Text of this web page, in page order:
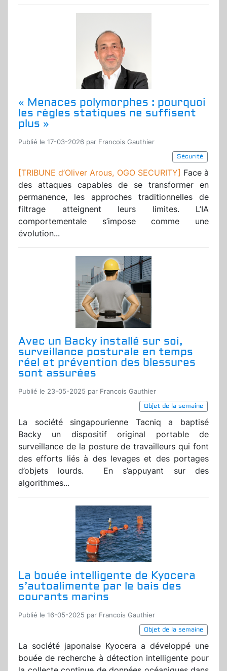
« Menaces polymorphes : pourquoi
les règles statiques ne suffisent
plus »
Publié le 17-03-2026 par Francois Gauthier
Sécurité
[TRIBUNE d’Oliver Arous, OGO SECURITY] Face à
des attaques capables de se transformer en
permanence, les approches traditionnelles de
filtrage atteignent leurs limites. L’IA
comportementale s’impose comme une
évolution...
Avec un Backy installé sur soi,
surveillance posturale en temps
réel et prévention des blessures
sont assurées
Publié le 23-05-2025 par Francois Gauthier
Objet de la semaine
La société singapourienne Tacniq a baptisé
Backy un dispositif original portable de
surveillance de la posture de travailleurs qui font
des efforts liés à des levages et des portages
d’objets lourds. En s’appuyant sur des
algorithmes...
La bouée intelligente de Kyocera
s’autoalimente par le bais des
courants marins
Publié le 16-05-2025 par Francois Gauthier
Objet de la semaine
La société japonaise Kyocera a développé une
bouée de recherche à détection intelligente pour